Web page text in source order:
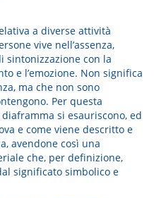
a diverse attività
vive nell’assenza,
sintonizzazione con la
e l’emozione. Non significa
ma che non sono
Per questa
si esauriscono, ed
e come viene descritto e
avendone così una
che, per definizione,
significato simbolico e